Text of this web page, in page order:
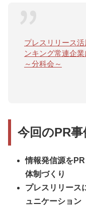
プレスリリース
ンキング常連企
～分科会～
今回のPR
情報発信源を
体制づくり
プレスリリース
ュニケーション